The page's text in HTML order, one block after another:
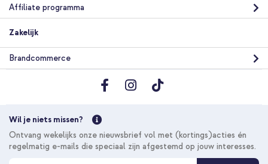
Affiliate programma
Zakelijk
Brandcommerce
Wil je niets missen?
Ontvang wekelijks onze nieuwsbrief vol met (kortings)acties én
regelmatig e-mails die speciaal zijn afgestemd op jouw interesses.